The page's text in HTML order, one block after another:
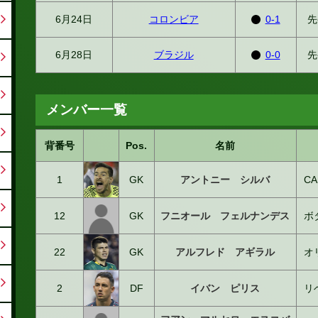
6月24日 コロンビア 0-1
6月28日 ブラジル 0-0
メンバー一覧
背番号 Pos. 名前
1 GK アントニー シルバ
12 GK フニオール フェルナンデス ボ
22 GK アルフレド アギラル オ
2 DF イバン ピリス リ